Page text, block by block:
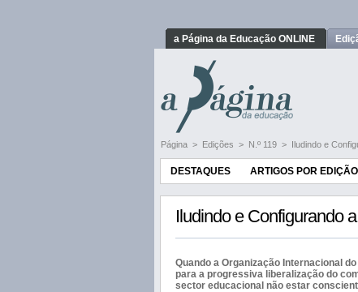
a Página da Educação ONLINE
Página > Edições > N.º 119 > Iludindo e
DESTAQUES ARTIGOS POR EDIÇÃO
Iludindo e Configurando
Quando a Organização Internacional
para a progressiva liberalização do
sector educacional não estar